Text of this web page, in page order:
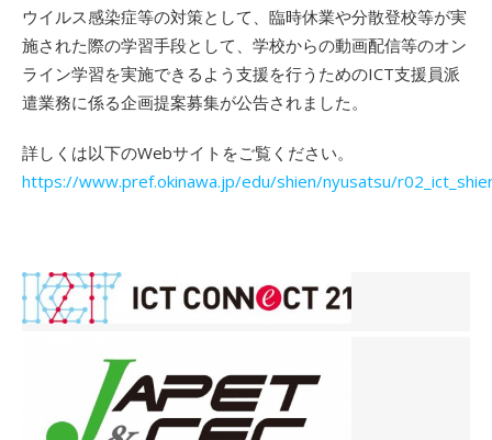
ウイルス感染症等の対策として、臨時休業や分散登校等が実
施された際の学習手段として、学校からの動画配信等のオン
ライン学習を実施できるよう支援を行うためのICT支援員派
遣業務に係る企画提案募集が公告されました。
詳しくは以下のWebサイトをご覧ください。
https://www.pref.okinawa.jp/edu/shien/nyusatsu/